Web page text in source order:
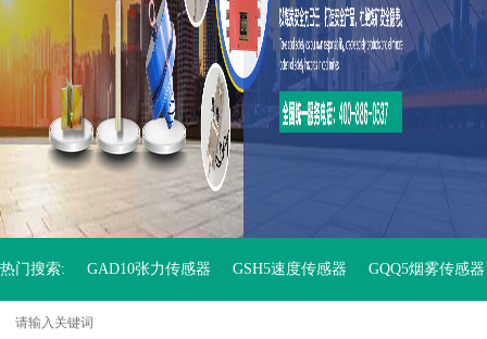
热门搜索: GAD10张力传感器 GSH5速度传感器 GQQ5烟雾传感器